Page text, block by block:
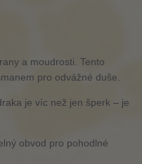
a moudrosti. Tento
pro odvážné duše.
je víc než jen šperk – je
obvod pro pohodlné